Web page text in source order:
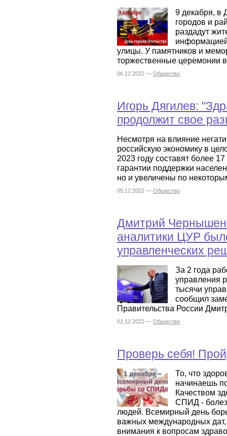
9 декабря, в
городов и
раздадут
улицы. У памятников и
торжественные церемонии
06.12.2022 — Общество
Игорь Дягилев:
продолжит свое
Несмотря на влияние
российскую экономику в
2023 году составят более
гарантии поддержки
но и увеличены по
05.12.2022 — Общество
Дмитрий
аналитики ЦУР
управленческих
За 2 года
управления
тысячи
сообщил
Правительства России
02.12.2022 — Общество
Проверь себя!
То, что
начинаешь
Качеством
СПИД -
людей. Всемирный день
важных международных
внимания к вопросам